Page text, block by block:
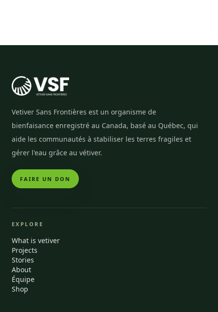
Vetiver Sans Frontières est un organisme de
bienfaisance enregistré au Canada, basé au Québec, qui
aide les communautés à stabiliser les terres fragiles et
gérer l'eau grâce au vétiver.
FAIRE UN DON
EXPLORE
What is vetiver
Projects
Stories
About
Équipe
Shop